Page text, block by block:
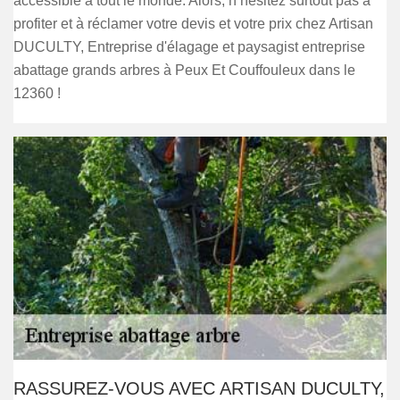
profiter et à réclamer votre devis et votre prix chez Artisan
DUCULTY, Entreprise d'élagage et paysagist entreprise
abattage grands arbres à Peux Et Couffouleux dans le
12360 !
RASSUREZ-VOUS AVEC ARTISAN DUCULTY,